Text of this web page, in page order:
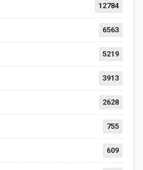
12784
6563
5219
3913
2628
755
609